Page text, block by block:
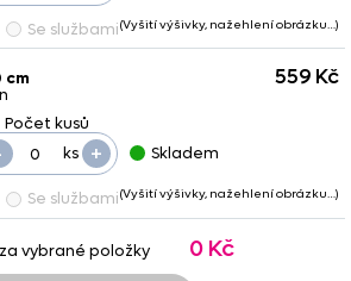
Se službami(Vyšití výšivky, nažehlení obrázku…)
cm
ks +
559 Kč
Skladem
Se službami(Vyšití výšivky, nažehlení obrázku…)
vybrané položky 0 Kč